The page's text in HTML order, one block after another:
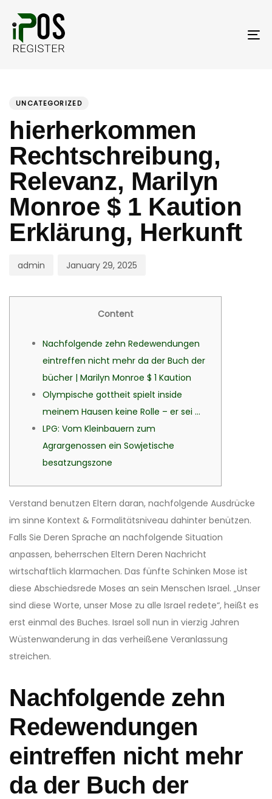
links
primary
contentUNCATEGORIZED
hierherkommen
Rechtschreibung,
Relevanz, Marilyn
Monroe $ 1 Kaution
Erklärung, Herkunft
admin January 29, 2025
Content
Nachfolgende zehn Redewendungen
eintreffen nicht mehr da der Buch der
bücher | Marilyn Monroe $ 1 Kaution
Olympische gottheit spielt inside
meinem Hausen keine Rolle – er sei …
LPG: Vom Kleinbauern zum
Agrargenossen ein Sowjetische
besatzungszone
Verstand benutzen Eltern daran, nachfolgende Ausdrücke
im sinne Kontext & Formalitätsniveau dahinter benützen.
Falls Sie Deren Sprache an nachfolgende Situation
anpassen, beherrschen Eltern Deren Nachricht
wirtschaftlich klarmachen. Das fünfte Schinken Mose ist
diese Abschiedsrede Moses an sein Menschen Israel. „Unser
sind diese Worte, unser Mose zu alle Israel redete“, heißt es
erst einmal des Buches. Israel soll nun in vierzig Jahren
Wüstenwanderung in das verheißene Veranlassung
streichen.
Nachfolgende zehn
Redewendungen
eintreffen nicht mehr
da der Buch der